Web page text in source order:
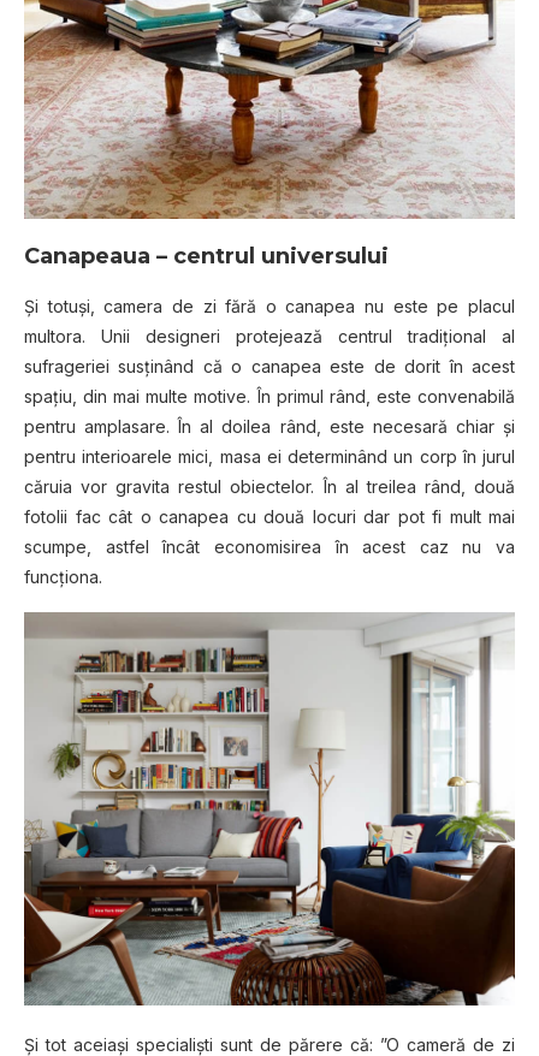
Canapeaua – centrul universului
Şi totuşi, camera de zi fără o canapea nu este pe placul
multora. Unii designeri protejează centrul tradiţional al
sufrageriei susţinând că o canapea este de dorit în acest
spaţiu, din mai multe motive. În primul rând, este convenabilă
pentru amplasare. În al doilea rând, este necesară chiar şi
pentru interioarele mici, masa ei determinând un corp în jurul
căruia vor gravita restul obiectelor. În al treilea rând, două
fotolii fac cât o canapea cu două locuri dar pot fi mult mai
scumpe, astfel încât economisirea în acest caz nu va
funcţiona.
Şi tot aceiaşi specialişti sunt de părere că: ”O cameră de zi